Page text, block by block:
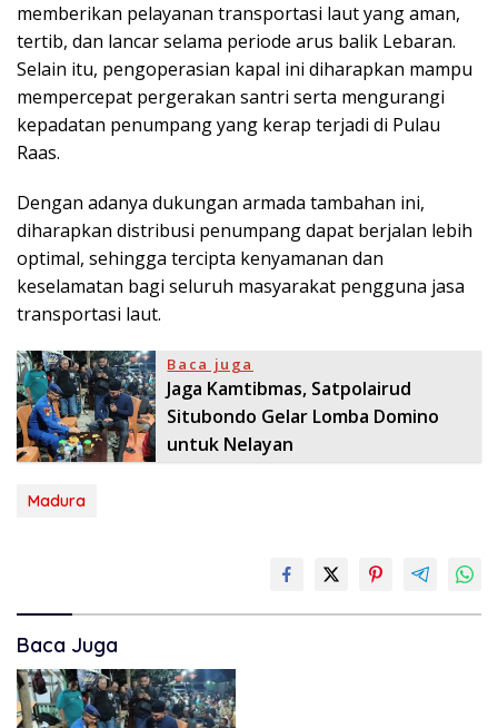
memberikan pelayanan transportasi laut yang aman,
tertib, dan lancar selama periode arus balik Lebaran.
Selain itu, pengoperasian kapal ini diharapkan mampu
mempercepat pergerakan santri serta mengurangi
kepadatan penumpang yang kerap terjadi di Pulau
Raas.
Dengan adanya dukungan armada tambahan ini,
diharapkan distribusi penumpang dapat berjalan lebih
optimal, sehingga tercipta kenyamanan dan
keselamatan bagi seluruh masyarakat pengguna jasa
transportasi laut.
Baca juga
Jaga Kamtibmas, Satpolairud
Situbondo Gelar Lomba Domino
untuk Nelayan
Madura
Baca Juga